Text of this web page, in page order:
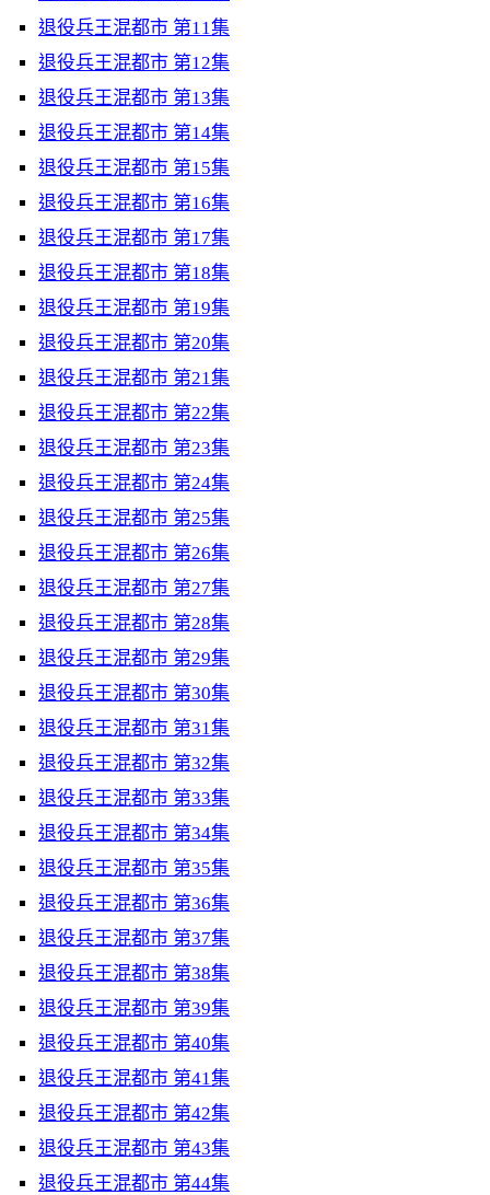
退役兵王混都市 第11集
退役兵王混都市 第12集
退役兵王混都市 第13集
退役兵王混都市 第14集
退役兵王混都市 第15集
退役兵王混都市 第16集
退役兵王混都市 第17集
退役兵王混都市 第18集
退役兵王混都市 第19集
退役兵王混都市 第20集
退役兵王混都市 第21集
退役兵王混都市 第22集
退役兵王混都市 第23集
退役兵王混都市 第24集
退役兵王混都市 第25集
退役兵王混都市 第26集
退役兵王混都市 第27集
退役兵王混都市 第28集
退役兵王混都市 第29集
退役兵王混都市 第30集
退役兵王混都市 第31集
退役兵王混都市 第32集
退役兵王混都市 第33集
退役兵王混都市 第34集
退役兵王混都市 第35集
退役兵王混都市 第36集
退役兵王混都市 第37集
退役兵王混都市 第38集
退役兵王混都市 第39集
退役兵王混都市 第40集
退役兵王混都市 第41集
退役兵王混都市 第42集
退役兵王混都市 第43集
退役兵王混都市 第44集